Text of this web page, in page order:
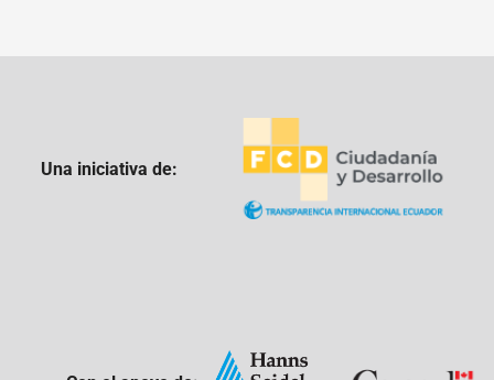
Una iniciativa de: